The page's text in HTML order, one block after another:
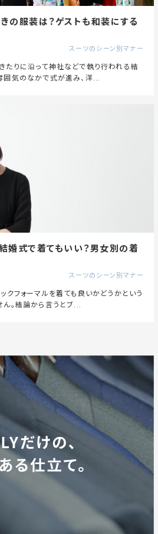
の服装は？ゲストも和装にする
スーツのシーン別マナー
たりに沿って神社などで執り行われる結
気のなかで式が進み、洋...
婚式で着てもいい？男女別の着
スーツのシーン別マナー
クフォーマルを着ても良いかどうかという
。結論から言うとブ...